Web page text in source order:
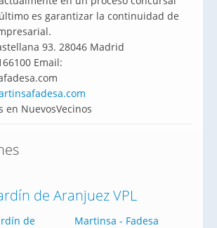
es garantizar la continuidad de
93. 28046 Madrid
Email:
en NuevosVecinos
de Aranjuez VPL
Martinsa - Fadesa